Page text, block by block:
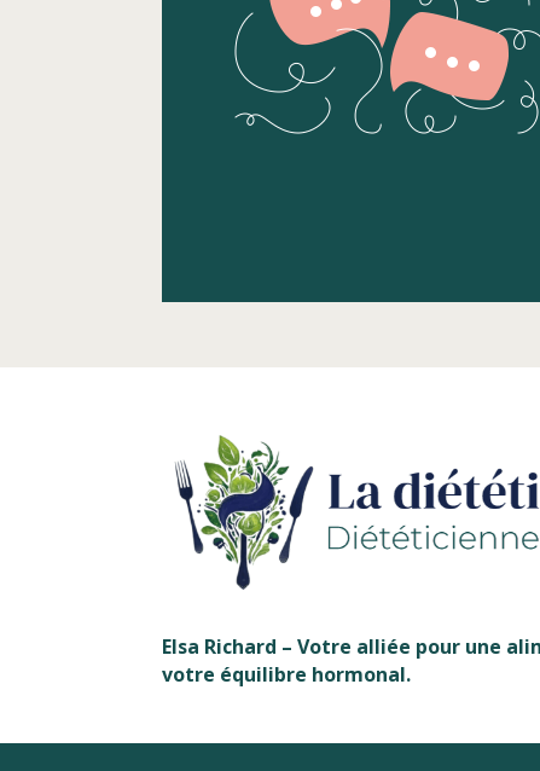
Elsa Richard – Votre alliée pour une
votre équilibre hormonal.